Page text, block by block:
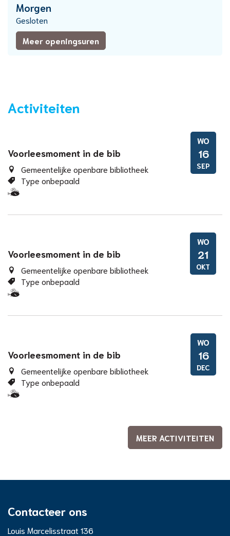
Morgen
Gesloten
Meer openingsuren
Activiteiten
Voorleesmoment in de bib
Gemeentelijke openbare bibliotheek
Type onbepaald
Samen
kinderen
WO
16
SEP
Voorleesmoment in de bib
Gemeentelijke openbare bibliotheek
Type onbepaald
Samen
kinderen
WO
21
OKT
Voorleesmoment in de bib
Gemeentelijke openbare bibliotheek
Type onbepaald
Samen
WO
16
DEC
MEER ACTIVITEITEN
Contacteer ons
Bibliotheek
Adres
Louis Marcelisstraat 136